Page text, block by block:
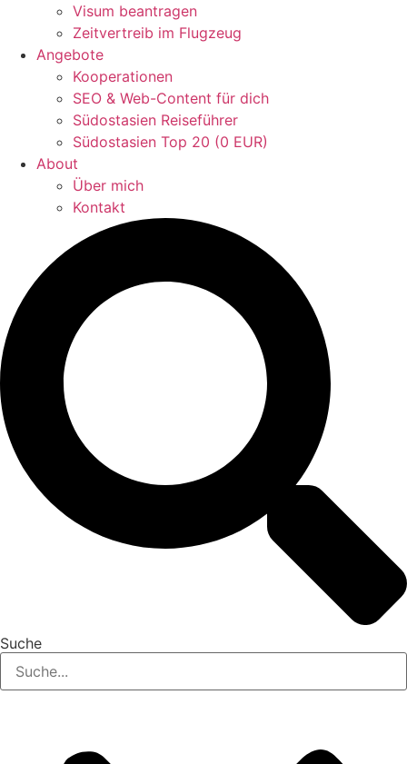
Visum beantragen
Zeitvertreib im Flugzeug
Angebote
Kooperationen
SEO & Web-Content für dich
Südostasien Reiseführer
Südostasien Top 20 (0 EUR)
About
Über mich
Kontakt
Suche